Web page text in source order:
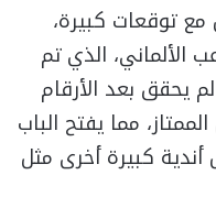
مع توقعات كبيرة،
الألماني، الذي تم
يحقق بعد الأرقام
مما يفتح الباب
كبيرة أخرى مثل